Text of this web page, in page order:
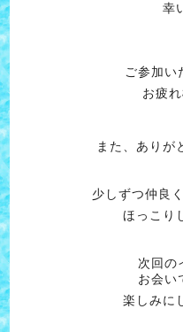
幸
ご参加い
お疲
また、ありが
少しずつ仲良
ほっこり
次回の
お会い
楽しみに